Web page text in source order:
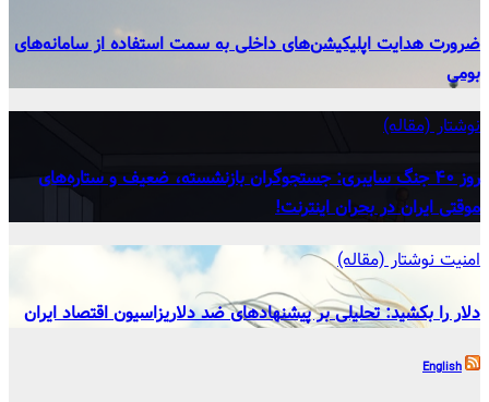
ضرورت هدایت اپلیکیشن‌های داخلی به سمت استفاده از سامانه‌های
بومی
نوشتار (مقاله)
روز ۴۰ جنگ سایبری: جستجوگران بازنشسته، ضعیف و ستاره‌های
موقتی ایران در بحران اینترنت!
امنیتنوشتار (مقاله)
دلار را بکشید: تحلیلی بر پیشنهادهای ضد دلاریزاسیون اقتصاد ایران
English